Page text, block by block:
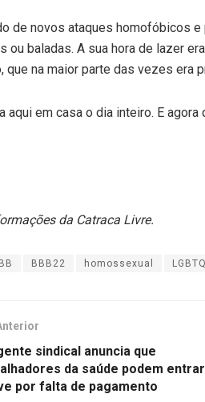
de novos ataques homofóbicos
ou baladas. A sua hora de lazer
que na maior parte das vezes era
aqui em casa o dia inteiro. E
da Catraca Livre.
BBB22 homossexual
sindical anuncia que
da saúde podem
por falta de pagamento